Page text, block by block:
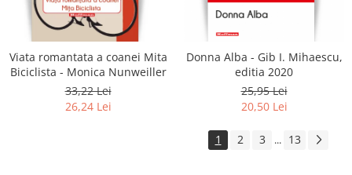
Viata romantata a coanei Mita
Biciclista - Monica Nunweiller
33,22 Lei
26,24 Lei
Donna Alba - Gib I. Mihaescu,
editia 2020
25,95 Lei
20,50 Lei
1 2 3 ... 13